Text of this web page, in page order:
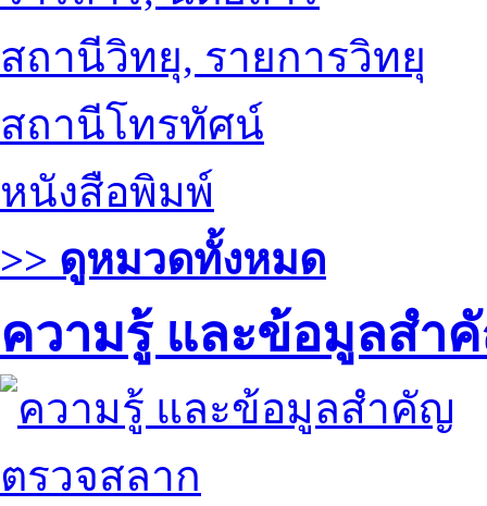
สถานีวิทยุ, รายการวิทยุ
สถานีโทรทัศน์
หนังสือพิมพ์
>> ดูหมวดทั้งหมด
ความรู้ และข้อมูลสำ
ตรวจสลาก